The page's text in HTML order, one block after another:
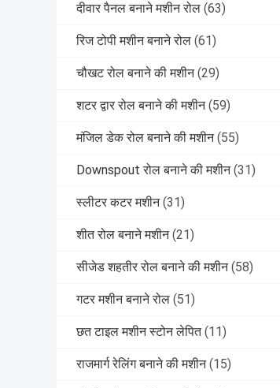
दीवार पैनल बनाने मशीन रोल (63)
रिज टोपी मशीन बनाने रोल (61)
चौखट रोल बनाने की मशीन (29)
शटर द्वार रोल बनाने की मशीन (59)
मंजिल डेक रोल बनाने की मशीन (55)
Downspout रोल बनाने की मशीन (31)
स्लीटर कटर मशीन (31)
शीत रोल बनाने मशीन (21)
सीजेड शहतीर रोल बनाने की मशीन (58)
गटर मशीन बनाने रोल (51)
छत टाइल मशीन स्टोन लेपित (11)
राजमार्ग रेलिंग बनाने की मशीन (15)